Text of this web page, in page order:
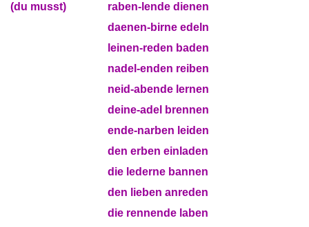
(du musst)
raben-lende dienen
daenen-birne edeln
leinen-reden baden
nadel-enden reiben
neid-abende lernen
deine-adel brennen
ende-narben leiden
den erben einladen
die lederne bannen
den lieben anreden
die rennende laben